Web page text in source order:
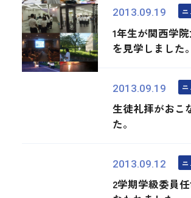
2013.09.19
1年生が関西学
を見学しました。
2013.09.19
生徒礼拝がおこ
た。
2013.09.12
2学期学級委員